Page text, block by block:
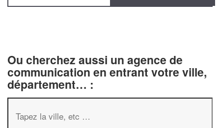
Ou cherchez aussi un agence de
communication en entrant votre ville,
département… :